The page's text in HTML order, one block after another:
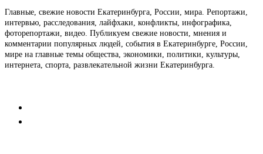
Главные, свежие новости Екатеринбурга, России, мира. Репортажи,
интервью, расследования, лайфхаки, конфликты, инфографика,
фоторепортажи, видео. Публикуем свежие новости, мнения и
комментарии популярных людей, события в Екатеринбурге, России,
мире на главные темы общества, экономики, политики, культуры,
интернета, спорта, развлекательной жизни Екатеринбурга.